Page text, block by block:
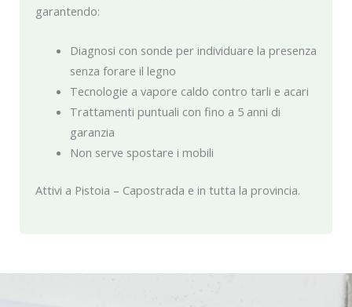
garantendo:
Diagnosi con sonde per individuare la presenza
senza forare il legno
Tecnologie a vapore caldo contro tarli e acari
Trattamenti puntuali con fino a 5 anni di
garanzia
Non serve spostare i mobili
Attivi a Pistoia – Capostrada e in tutta la provincia.